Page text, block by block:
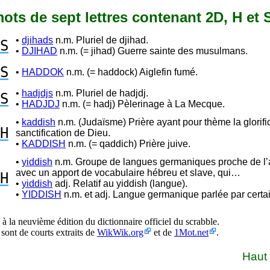
de sept lettres contenant 2D, H et
• djihads n.m. Pluriel de djihad.
• DJIHAD n.m. (= jihad) Guerre sainte des musulmans.
S • HADDOK n.m. (= haddock) Aiglefin fumé.
S • hadjdjs n.m. Pluriel de hadjdj.
• HADJDJ n.m. (= hadj) Pèlerinage à La Mecque.
• kaddish n.m. (Judaïsme) Prière ayant pour thème la
sanctification de Dieu.
• KADDISH n.m. (= qaddich) Prière juive.
• yiddish n.m. Groupe de langues germaniques proche de
avec un apport de vocabulaire hébreu et slave, qui…
• yiddish adj. Relatif au yiddish (langue).
• YIDDISH n.m. et adj. Langue germanique parlée par
la neuvième édition du dictionnaire officiel du scrabble.
de courts extraits de WikWik.org et de 1Mot.net .